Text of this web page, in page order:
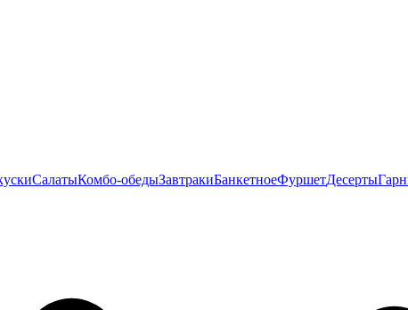
СалатыКомбо-обедыЗавтракиБанкетноеФуршетДесерты